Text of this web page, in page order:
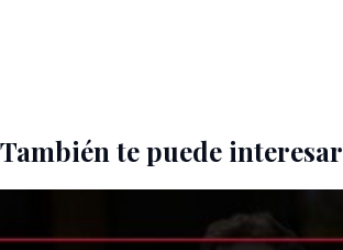
También te puede interesar